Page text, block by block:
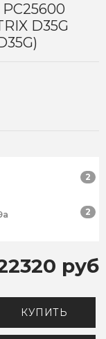
D35G
2
2
руб
КУПИТЬ